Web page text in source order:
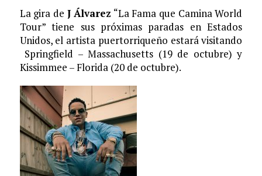
La gira de J Álvarez “La Fama que Camina World
Tour” tiene sus próximas paradas en Estados
Unidos, el artista puertorriqueño estará visitando
Springfield – Massachusetts (19 de octubre) y
Kissimmee – Florida (20 de octubre).